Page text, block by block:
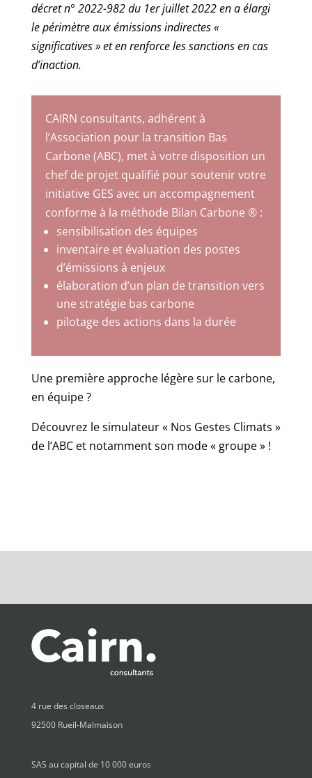
décret n° 2022-982 du 1er juillet 2022 en a élargi
le périmètre aux émissions indirectes «
significatives » et en renforce les sanctions en cas
d’inaction.
CAIRN consultants, adhérent à
l’Association pour la transition Bas
Carbone (ABC), met à votre disposition un
chef de projet qualifié pour soutenir votre
initiative GES avec un accompagnement
conforme à la méthode Bilan Carbone ® :
sensibilisation des équipes
inventaire et évaluation des postes
d’émissions à enjeux
élaboration d’un plan de transition vers
une stratégie bas carbone
pilotage des actions dans la durée
Une première approche légère sur le carbone,
en équipe ?
Découvrez le simulateur « Nos Gestes Climats »
de l’ABC et notamment son mode « groupe » !
4 rue des closeaux
92500 Rueil-Malmaison
SAS au capital de 10 000 euros